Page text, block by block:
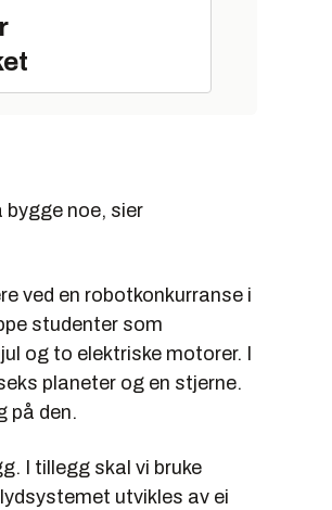
bygge noe, sier
ved en robotkonkurranse i
studenter som
og to elektriske motorer. I
planeter og en stjerne.
på den.
I tillegg skal vi bruke
utvikles av ei